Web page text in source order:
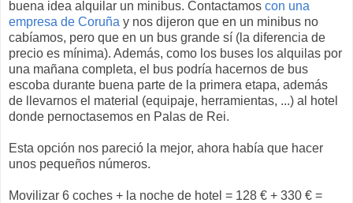
buena idea alquilar un minibus. Contactamos con una
empresa de Coruña y nos dijeron que en un minibus no
cabíamos, pero que en un bus grande sí (la diferencia de
precio es mínima). Además, como los buses los alquilas por
una mañana completa, el bus podría hacernos de bus
escoba durante buena parte de la primera etapa, además
de llevarnos el material (equipaje, herramientas, ...) al hotel
donde pernoctasemos en Palas de Rei.
Esta opción nos pareció la mejor, ahora había que hacer
unos pequeños números.
Movilizar 6 coches + la noche de hotel = 128 € + 330 € =